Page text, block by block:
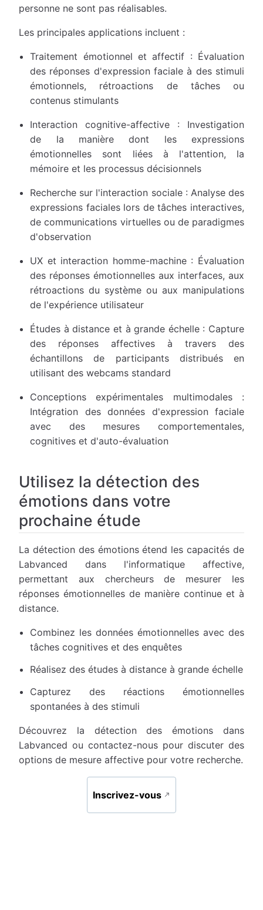
personne ne sont pas réalisables.
Les principales applications incluent :
Traitement émotionnel et affectif : Évaluation
des réponses d'expression faciale à des stimuli
émotionnels, rétroactions de tâches ou
contenus stimulants
Interaction cognitive-affective : Investigation
de la manière dont les expressions
émotionnelles sont liées à l'attention, la
mémoire et les processus décisionnels
Recherche sur l'interaction sociale : Analyse des
expressions faciales lors de tâches interactives,
de communications virtuelles ou de paradigmes
d'observation
UX et interaction homme-machine : Évaluation
des réponses émotionnelles aux interfaces, aux
rétroactions du système ou aux manipulations
de l'expérience utilisateur
Études à distance et à grande échelle : Capture
des réponses affectives à travers des
échantillons de participants distribués en
utilisant des webcams standard
Conceptions expérimentales multimodales :
Intégration des données d'expression faciale
avec des mesures comportementales,
cognitives et d'auto-évaluation
Utilisez la détection des
émotions dans votre
prochaine étude
La détection des émotions étend les capacités de
Labvanced dans l'informatique affective,
permettant aux chercheurs de mesurer les
réponses émotionnelles de manière continue et à
distance.
Combinez les données émotionnelles avec des
tâches cognitives et des enquêtes
Réalisez des études à distance à grande échelle
Capturez des réactions émotionnelles
spontanées à des stimuli
Découvrez la détection des émotions dans
Labvanced ou contactez-nous pour discuter des
options de mesure affective pour votre recherche.
Inscrivez-vous